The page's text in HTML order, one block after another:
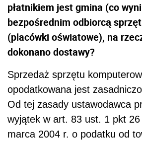
płatnikiem jest gmina (co
bezpośrednim odbiorcą
(placówki oświatowe), na
dokonano dostawy?
Sprzedaż sprzętu
opodatkowana jest
Od tej zasady ustawodawca
wyjątek w art. 83 ust. 1 pkt
marca 2004 r. o podatku od